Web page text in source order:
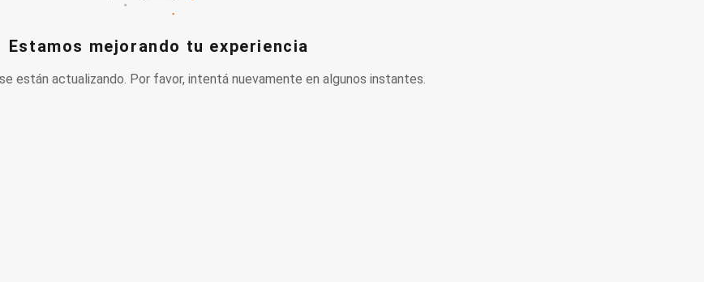
Estamos mejorando tu experiencia
están actualizando. Por favor, intentá nuevamente en algunos instantes.